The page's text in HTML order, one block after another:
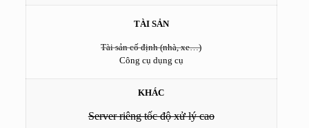
TÀI SẢN
Tài sản cố định (nhà, xe…)
Công cụ dụng cụ
KHÁC
Server riêng tốc độ xử lý cao